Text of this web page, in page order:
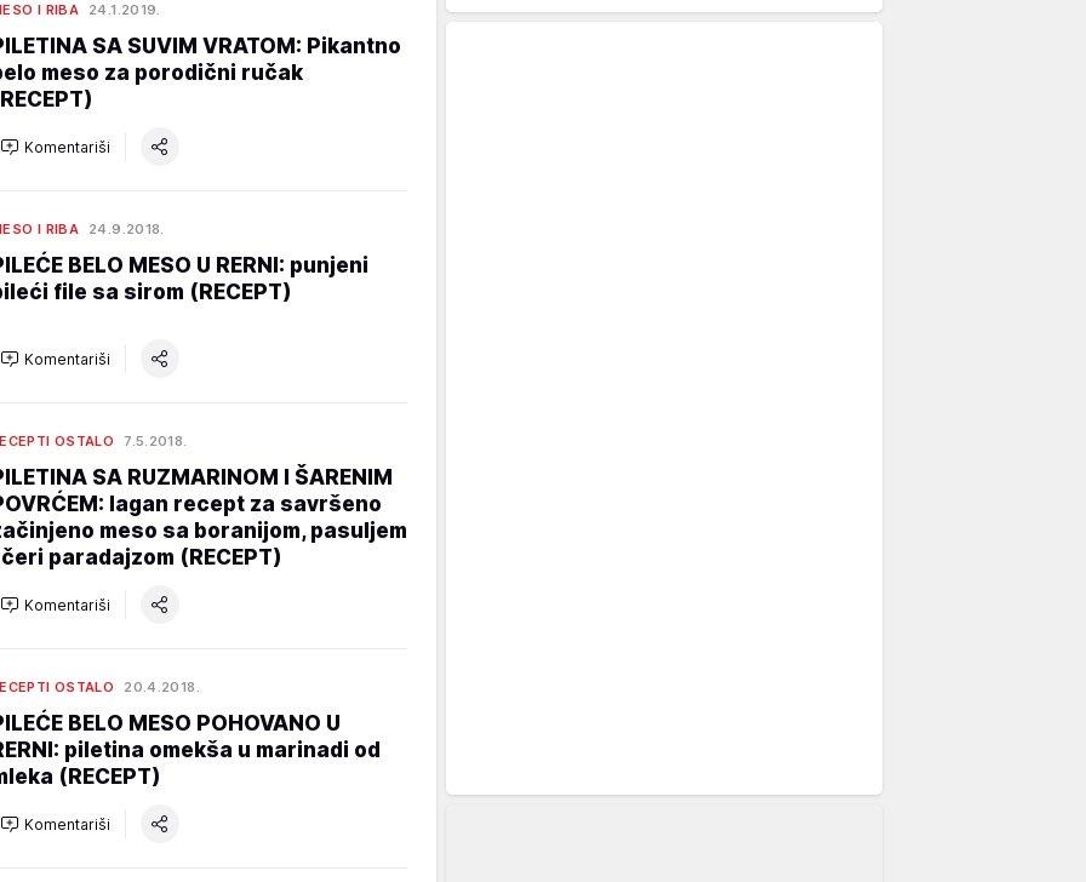
I RIBA 24.1.2019.
SA SUVIM VRATOM: Pikantno
meso za porodični ručak
Komentariši
I RIBA 24.9.2018.
BELO MESO U RERNI: punjeni
file sa sirom (RECEPT)
Komentariši
OSTALO 7.5.2018.
SA RUZMARINOM I ŠARENIM
lagan recept za savršeno
meso sa boranijom, pasuljem
paradajzom (RECEPT)
Komentariši
OSTALO 20.4.2018.
BELO MESO POHOVANO U
piletina omekša u marinadi od
(RECEPT)
Komentariši